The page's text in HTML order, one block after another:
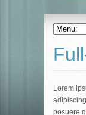
Lorem
posuere